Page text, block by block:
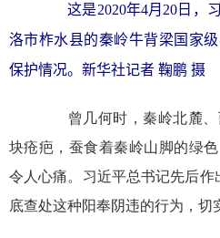
这是2020年4月20日，
洛市柞水县的秦岭牛背梁国家
保护情况。新华社记者 鞠鹏 摄
曾几何时，秦岭北麓、
块疮疤，蚕食着秦岭山脚的绿
令人心痛。习近平总书记先后
底查处这种阳奉阴违的行为，切